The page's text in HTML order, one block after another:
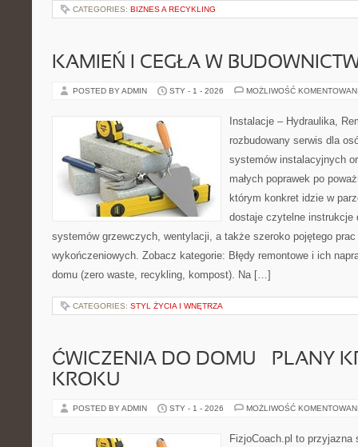
CATEGORIES: BIZNES A RECYKLING
KAMIEŃ I CEGŁA W
POSTED BY ADMIN STY - 1 - 2026 MOŻLIWOŚĆ
Instalacje – Hydraulika,
rozbudowany serwis dla
systemów instalacyjnych
małych poprawek po
którym konkret idzie w
dostaje czytelne instrukcje
systemów grzewczych, wentylacji, a także szeroko pojętego
wykończeniowych. Zobacz kategorie: Błędy remontowe i ich
domu (zero waste, recykling, kompost). Na […]
CATEGORIES: STYL ŻYCIA I WNĘTRZA
ĆWICZENIA DO DOMU – PLANY
KROKU
POSTED BY ADMIN STY - 1 - 2026 MOŻLIWOŚĆ
FizjoCoach.pl to przyjazna